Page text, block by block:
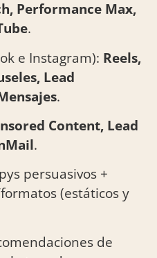
Performance Max,
.
e Instagram): Reels,
Lead
.
Content, Lead
.
persuasivos +
(estáticos y
de